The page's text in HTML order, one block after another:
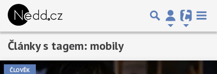
Články s tagem: mobily
ČLOVĚK